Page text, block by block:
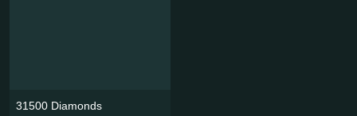
31500 Diamonds